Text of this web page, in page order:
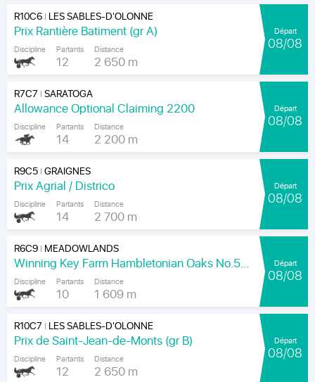
R10C6| LES SABLES-D'OLONNE
Prix Rantière Batiment (gr A)
Discipline Partants
12
Distance
2 650 m
Départ
08/08
R7C7 |SARATOGA
Allowance Optional Claiming 2200
Discipline Partants
14
Distance
2 200 m
Départ
08/08
R9C5|GRAIGNES
Prix Agrial / Districo
Discipline Partants
14
Distance
2 700 m
Départ
08/08
R6C9| MEADOWLANDS
Winning Key Farm Hambletonian Oaks No.56 - Final
Discipline Partants
10
Distance
1 609 m
Départ
08/08
R10C7 | LES SABLES-D'OLONNE
Prix de Saint-Jean-de-Monts (gr B)
Discipline Partants
12
Distance
2 650 m
Départ
08/08